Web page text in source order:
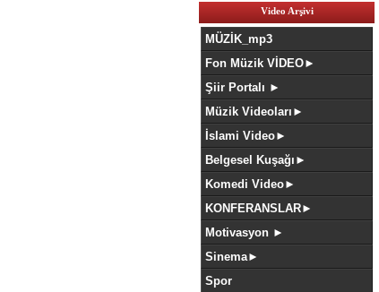
Video Arşivi
MÜZİK_mp3
Fon Müzik VİDEO►
Şiir Portalı ►
Müzik Videoları►
İslami Video►
Belgesel Kuşağı►
Komedi Video►
KONFERANSLAR►
Motivasyon ►
Sinema►
Spor